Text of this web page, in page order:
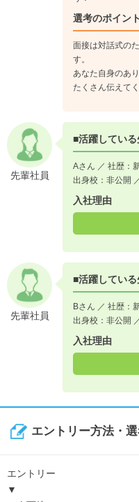
選考のポイント
面接は対話式の
す。
あなた自身のあ
たくさん伝えて
先輩社員
■活躍している
Aさん ／ 社歴：
出身校：非公開
入社理由
先輩社員
■活躍している
Bさん ／ 社歴：
出身校：非公開
入社理由
エントリー方法・
エントリー
▼